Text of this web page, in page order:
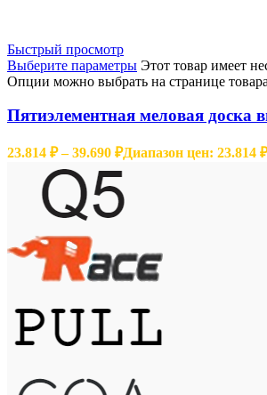
Быстрый просмотр
Выберите параметры Этот товар имеет
Опции можно выбрать на странице
Пятиэлементная меловая доска
23.814 ₽ – 39.690 ₽Диапазон цен: 23.814